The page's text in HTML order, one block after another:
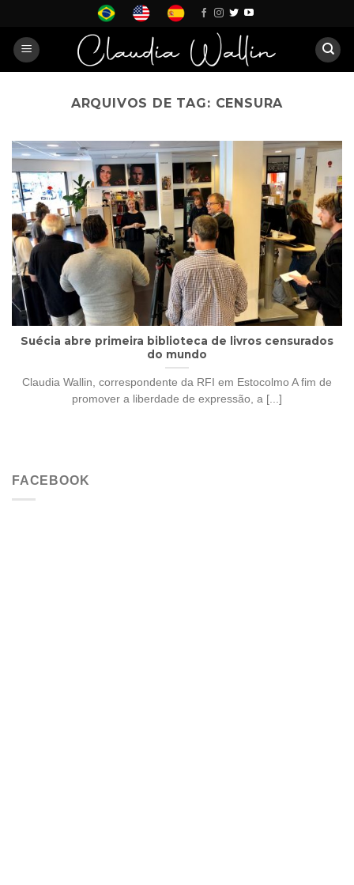
content
ARQUIVOS DE TAG: CENSURA
Suécia abre primeira biblioteca de livros censurados
do mundo
Claudia Wallin, correspondente da RFI em Estocolmo A fim de
promover a liberdade de expressão, a [...]
FACEBOOK